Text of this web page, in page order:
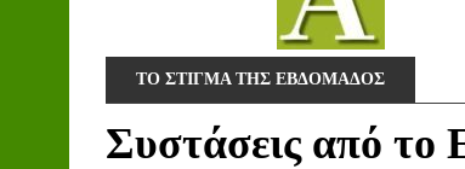
ΤΟ ΣΤΙΓΜΑ ΤΗΣ ΕΒΔΟΜΑΔΟΣ
Συστάσεις από το